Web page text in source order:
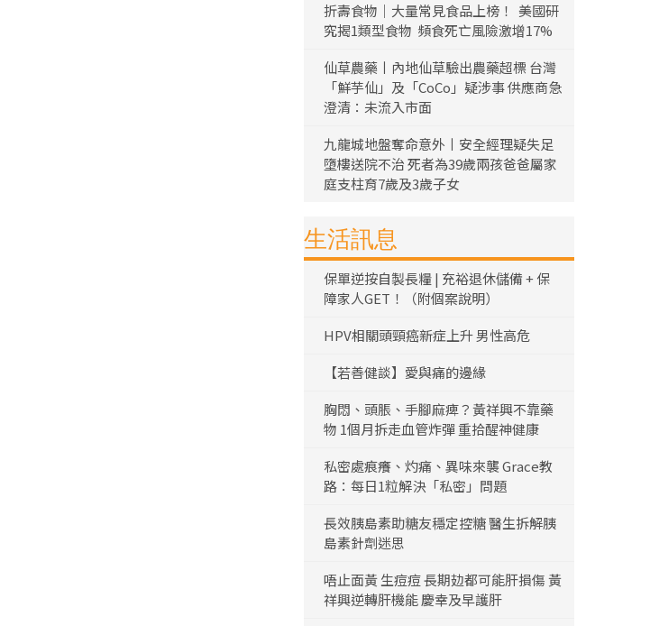
折壽食物｜大量常見食品上榜！ 美國研
究揭1類型食物 頻食死亡風險激增17%
仙草農藥丨內地仙草驗出農藥超標 台灣
「鮮芋仙」及「CoCo」疑涉事 供應商急
澄清：未流入市面
九龍城地盤奪命意外丨安全經理疑失足
墮樓送院不治 死者為39歲兩孩爸爸屬家
庭支柱育7歲及3歲子女
生活訊息
保單逆按自製長糧 | 充裕退休儲備 + 保
障家人GET！（附個案說明）
HPV相關頭頸癌新症上升 男性高危
【若善健談】愛與痛的邊緣
胸悶、頭脹、手腳麻痺？黃祥興不靠藥
物 1個月拆走血管炸彈 重拾醒神健康
私密處痕癢、灼痛、異味來襲 Grace教
路：每日1粒解決「私密」問題
長效胰島素助糖友穩定控糖 醫生拆解胰
島素針劑迷思
唔止面黃 生痘痘 長期攰都可能肝損傷 黃
祥興逆轉肝機能 慶幸及早護肝